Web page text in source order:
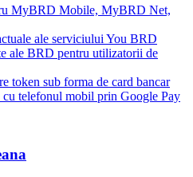
MyBRD Mobile, MyBRD Net,
ale serviciului You BRD
ale BRD pentru utilizatorii de
token sub forma de card bancar
telefonul mobil prin Google Pay